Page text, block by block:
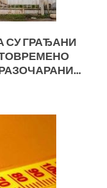
СУ ГРАЂАНИ